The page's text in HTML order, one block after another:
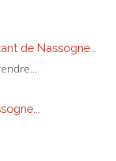
de Nassogne...